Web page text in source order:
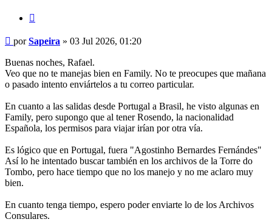
Mensaje
porSapeira » 03 Jul 2026, 01:20
Buenas noches, Rafael.
Veo que no te manejas bien en Family. No te preocupes que mañana
o pasado intento enviártelos a tu correo particular.
En cuanto a las salidas desde Portugal a Brasil, he visto algunas en
Family, pero supongo que al tener Rosendo, la nacionalidad
Española, los permisos para viajar irían por otra vía.
Es lógico que en Portugal, fuera "Agostinho Bernardes Fernándes"
Así lo he intentado buscar también en los archivos de la Torre do
Tombo, pero hace tiempo que no los manejo y no me aclaro muy
bien.
En cuanto tenga tiempo, espero poder enviarte lo de los Archivos
Consulares.